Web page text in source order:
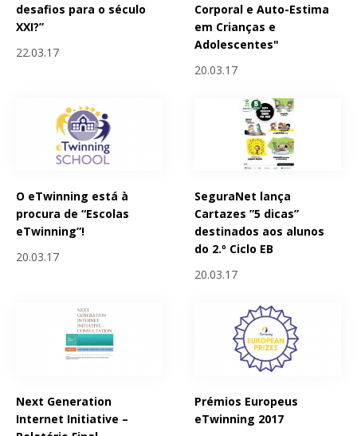
desafios para o século
XXI?”
22.03.17
Corporal e Auto-Estima
em Crianças e
Adolescentes"
20.03.17
O eTwinning está à
procura de “Escolas
eTwinning”!
20.03.17
SeguraNet lança
Cartazes ”5 dicas”
destinados aos alunos
do 2.º Ciclo EB
20.03.17
Next Generation
Internet Initiative –
Prémios Europeus
eTwinning 2017